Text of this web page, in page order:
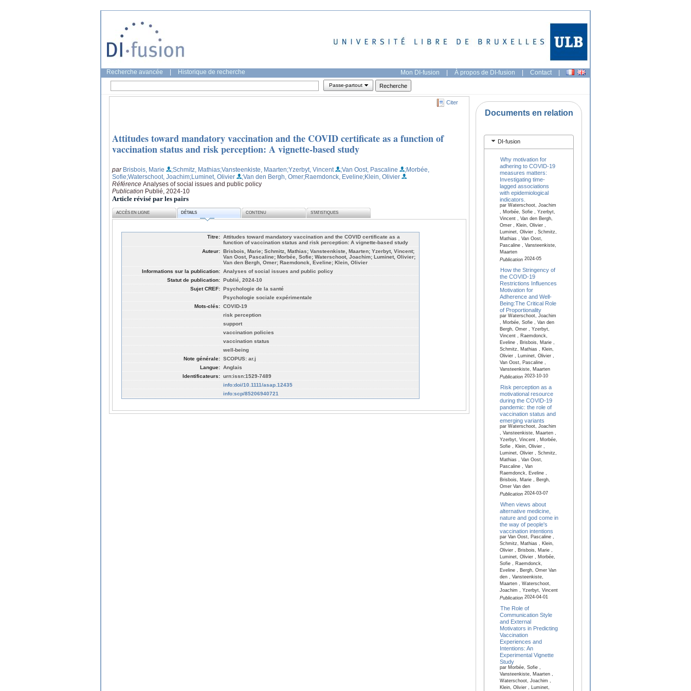
Recherche avancée Historique de recherche Mon DI-fusion | À propos de DI-fusion | Contact |
Passe-partout
Citer
Attitudes toward mandatory vaccination and the COVID certificate as a function of
vaccination status and risk perception: A vignette‐based study
par Brisbois, Marie ;Schmitz, Mathias;Vansteenkiste, Maarten;Yzerbyt, Vincent ;Van Oost, Pascaline
;Morbée,
Sofie;Waterschoot, Joachim;Luminet, Olivier ;Van den Bergh, Omer;Raemdonck, Eveline;Klein, Olivier
Référence Analyses of social issues and public policy
Publication Publié, 2024-10
Article révisé par les pairs
ACCÈS EN LIGNE DÉTAILS CONTENU STATISTIQUES
Titre: Attitudes toward mandatory vaccination and the COVID certificate as a
function of vaccination status and risk perception: A vignette‐based study
Auteur: Brisbois, Marie; Schmitz, Mathias; Vansteenkiste, Maarten; Yzerbyt, Vincent;
Van Oost, Pascaline; Morbée, Sofie; Waterschoot, Joachim; Luminet, Olivier;
Van den Bergh, Omer; Raemdonck, Eveline; Klein, Olivier
Informations sur la publication: Analyses of social issues and public policy
Statut de publication: Publié, 2024-10
Sujet CREF: Psychologie de la santé
Psychologie sociale expérimentale
Mots-clés: COVID-19
risk perception
support
vaccination policies
vaccination status
well-being
Note générale: SCOPUS: ar.j
Langue: Anglais
Identificateurs: urn:issn:1529-7489
info:doi/10.1111/asap.12435
info:scp/85206940721
Documents en relation
DI-fusion
Why motivation for
adhering to COVID-19
measures matters:
Investigating time-
lagged associations
with epidemiological
indicators.
par Waterschoot, Joachim
, Morbée, Sofie , Yzerbyt,
Vincent , Van den Bergh,
Omer , Klein, Olivier ,
Luminet, Olivier , Schmitz,
Mathias , Van Oost,
Pascaline , Vansteenkiste,
Maarten
Publication2024-05
How the Stringency of
the COVID-19
Restrictions Influences
Motivation for
Adherence and Well-
Being:The Critical Role
of Proportionality
par Waterschoot, Joachim
, Morbée, Sofie , Van den
Bergh, Omer , Yzerbyt,
Vincent , Raemdonck,
Eveline , Brisbois, Marie ,
Schmitz, Mathias , Klein,
Olivier , Luminet, Olivier ,
Van Oost, Pascaline ,
Vansteenkiste, Maarten
Publication2023-10-10
Risk perception as a
motivational resource
during the COVID-19
pandemic: the role of
vaccination status and
emerging variants
par Waterschoot, Joachim
, Vansteenkiste, Maarten ,
Yzerbyt, Vincent , Morbée,
Sofie , Klein, Olivier ,
Luminet, Olivier , Schmitz,
Mathias , Van Oost,
Pascaline , Van
Raemdonck, Eveline ,
Brisbois, Marie , Bergh,
Omer Van den
Publication2024-03-07
When views about
alternative medicine,
nature and god come in
the way of people's
vaccination intentions
par Van Oost, Pascaline ,
Schmitz, Mathias , Klein,
Olivier , Brisbois, Marie ,
Luminet, Olivier , Morbée,
Sofie , Raemdonck,
Eveline , Bergh, Omer Van
den , Vansteenkiste,
Maarten , Waterschoot,
Joachim , Yzerbyt, Vincent
Publication2024-04-01
The Role of
Communication Style
and External
Motivators in Predicting
Vaccination
Experiences and
Intentions: An
Experimental Vignette
Study
par Morbée, Sofie ,
Vansteenkiste, Maarten ,
Waterschoot, Joachim ,
Klein, Olivier , Luminet,